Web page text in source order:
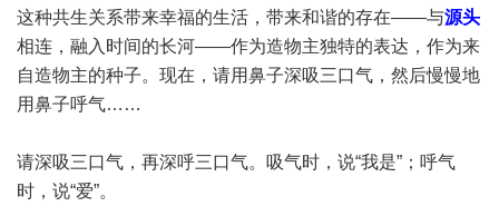
这种共生关系带来幸福的生活，带来和谐的存在——与源头
相连，融入时间的长河——作为造物主独特的表达，作为来
自造物主的种子。现在，请用鼻子深吸三口气，然后慢慢地
用鼻子呼气……
请深吸三口气，再深呼三口气。吸气时，说“我是”；呼气
时，说“爱”。